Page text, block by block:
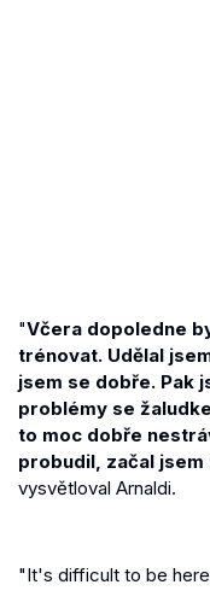
"Včera dopoledne
trénovat. Udělal
jsem se dobře. Pak
problémy se
to moc dobře
probudil, začal
vysvětloval Arnaldi.
"It's difficult to be